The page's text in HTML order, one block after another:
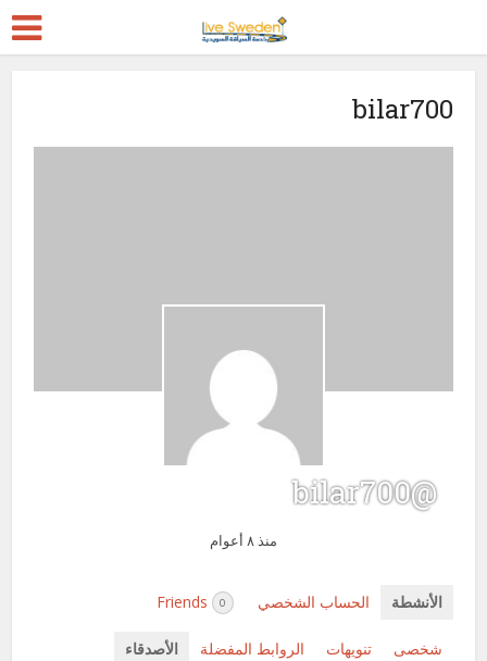
bilar700
@bilar700
منذ ٨ أعوام
الأنشطة الحساب الشخصي Friends 0
شخصى تنويهات الروابط المفضلة
الأصدقاء